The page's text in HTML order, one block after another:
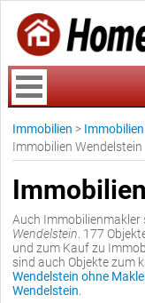
Immobilien >
Immobilien Wendelstein
Auch
Wendelstein . 177
und zum Kauf zu
sind auch Objekte zum
Wendelstein ohne
Wendelstein